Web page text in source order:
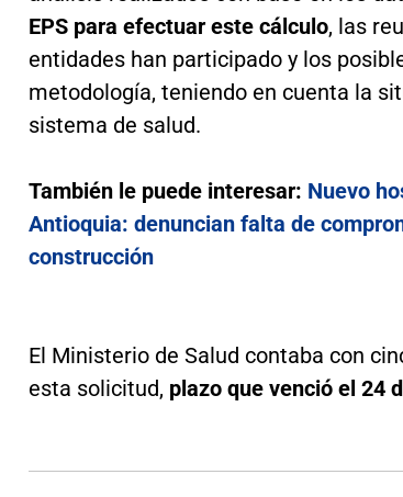
EPS para efectuar este cálculo, las
entidades han participado y los
metodología, teniendo en cuenta la
sistema de salud.
También le puede interesar: Nuevo
Antioquia: denuncian falta de
construcción
El Ministerio de Salud contaba con
esta solicitud, plazo que venció el 24